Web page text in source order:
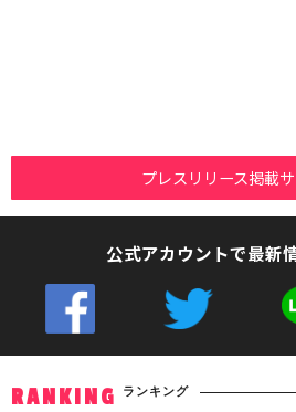
プレスリリース掲載
公式アカウントで最新
RANKING ランキング